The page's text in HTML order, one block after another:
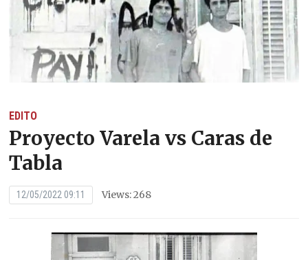
EDITO
Proyecto Varela vs Caras de
Tabla
12/05/2022 09:11 Views: 268